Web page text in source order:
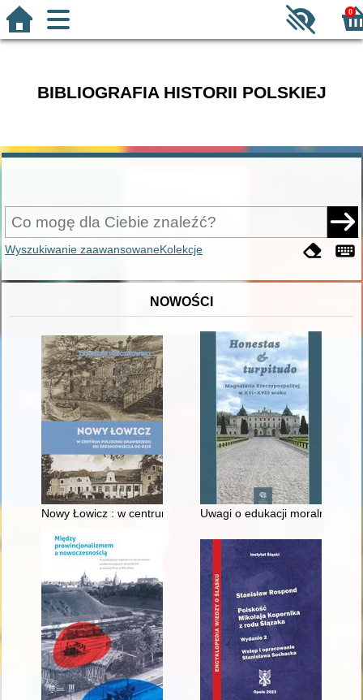
0
BIBLIOGRAFIA HISTORII POLSKIEJ
Wyszukiwanie zaawansowaneKolekcje
NOWOŚCI
Nowy Łowicz : w centrum poligonu drawskiego od
Uwagi o edukacji moralnej